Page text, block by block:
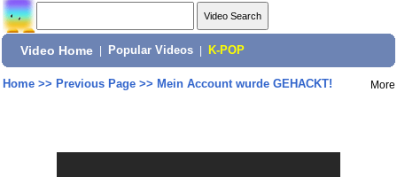
Video Home Popular Videos K-POP
Home>> Previous Page>> Mein Account wurde GEHACKT! More